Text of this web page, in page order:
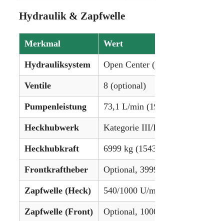
Hydraulik & Zapfwelle
Merkmal Wert
Hydrauliksystem Open Center (Lastsensor
Ventile 8 (optional)
Pumpenleistung 73,1 L/min (19,3 gpm)
Heckhubwerk Kategorie III/II
Heckhubkraft 6999 kg (15432 lbs) (optional:
Frontkraftheber Optional, 3999 kg (8818 lbs)
Zapfwelle (Heck) 540/1000 U/min (optional:
Zapfwelle (Front) Optional, 1000 U/min